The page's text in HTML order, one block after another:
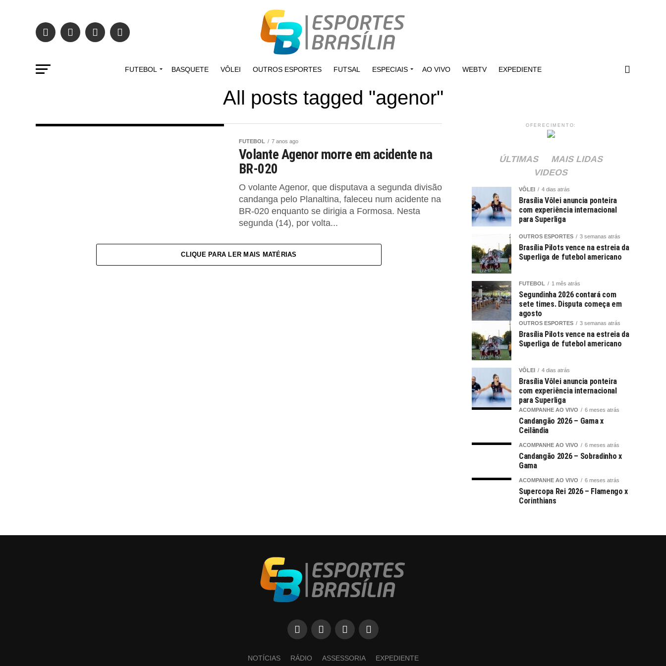
FUTEBOL BASQUETE VÔLEI OUTROS ESPORTES FUTSAL ESPECIAIS AO VIVO WEBTV EXPEDIENTE
All posts tagged "agenor"
FUTEBOL 7 anos ago
Volante Agenor morre em acidente na
BR-020
O volante Agenor, que disputava a segunda divisão
candanga pelo Planaltina, faleceu num acidente na
BR-020 enquanto se dirigia a Formosa. Nesta
segunda (14), por volta...
CLIQUE PARA LER MAIS MATÉRIAS
OFERECIMENTO:
ÚLTIMAS
MAIS LIDAS
VIDEOS
VÔLEI 4 dias atrás
Brasília Vôlei anuncia ponteira
com experiência internacional
para Superliga
OUTROS ESPORTES 3 semanas atrás
Brasília Pilots vence na estreia da
Superliga de futebol americano
FUTEBOL 1 mês atrás
Segundinha 2026 contará com
sete times. Disputa começa em
agosto
OUTROS ESPORTES 3 semanas atrás
Brasília Pilots vence na estreia da
Superliga de futebol americano
VÔLEI 4 dias atrás
Brasília Vôlei anuncia ponteira
com experiência internacional
para Superliga
ACOMPANHE AO VIVO 6 meses atrás
Candangão 2026 – Gama x
Ceilândia
ACOMPANHE AO VIVO 6 meses atrás
Candangão 2026 – Sobradinho x
Gama
ACOMPANHE AO VIVO 6 meses atrás
Supercopa Rei 2026 – Flamengo x
Corinthians
NOTÍCIAS RÁDIO ASSESSORIA EXPEDIENTE